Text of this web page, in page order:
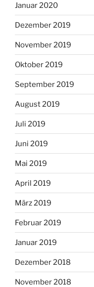
Januar 2020
Dezember 2019
November 2019
Oktober 2019
September 2019
August 2019
Juli 2019
Juni 2019
Mai 2019
April 2019
März 2019
Februar 2019
Januar 2019
Dezember 2018
November 2018